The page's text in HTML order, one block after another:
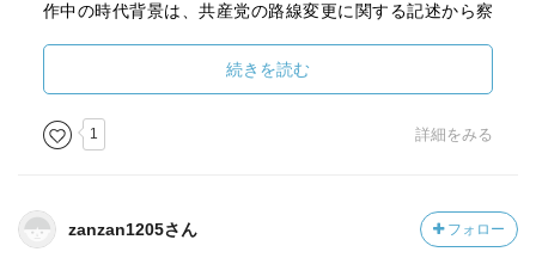
作中の時代背景は、共産党の路線変更に関する記述から察
1950年代の終わりごろと思われる
ここに書かれたようなことはおそらく
この時期の「優しい左翼」に普遍的な問題だったのだろう
しかしそれはまた
続きを読む
1 詳細をみる
zanzan1205さん フォロー